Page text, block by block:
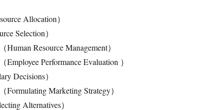
Allocation）
Selection）
Resource Management）
Performance Evaluation ）
Decisions）
Marketing Strategy）
Alternatives）